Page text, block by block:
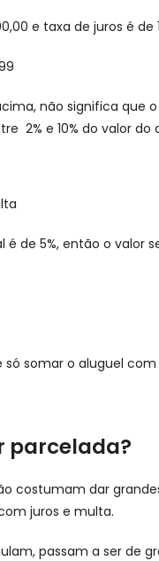
e taxa de juros é
não significa que
2% e 10% do valor do
de 5%, então o valor
somar o aluguel
parcelada?
costumam dar
juros e multa.
passam a ser de